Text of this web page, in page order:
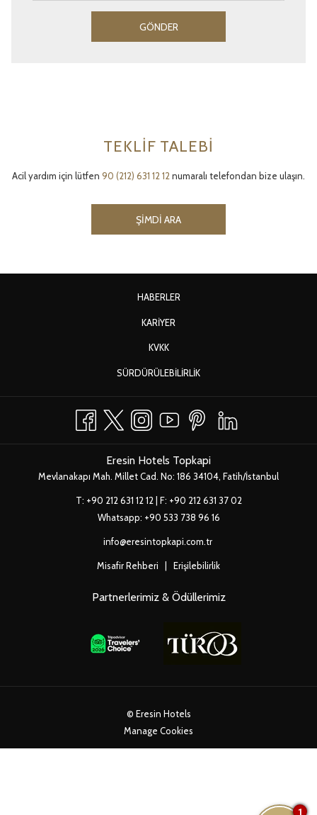
GÖNDER
TEKLİF TALEBİ
Acil yardım için lütfen 90 (212) 631 12 12 numaralı telefondan bize ulaşın.
ŞIMDI ARAY
E
Ç
HABERLERYENI
KARIYER
KVKKYENI
SÜRDÜRÜLEBILIRLIKYENI
Eresin Hotels Topkapi
Mevlanakapı Mah. Millet Cad. No: 186 34104, Fatih/İstanbul
T: +90 212 631 12 12 | F: +90 212 631 37 02
Whatsapp: +90 533 738 96 16
info@eresintopkapi.com.tr
Misafir Rehberi | Erişilebilirlik
Partnerlerimiz & Ödüllerimiz
© Eresin Hotels
Manage Cookies
1